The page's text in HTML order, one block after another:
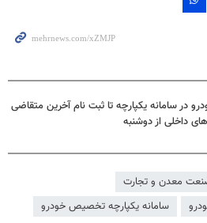
در سامانه یکپارچه تا ثبت نام آخرین متقاضی
داخلی از دوشنبه
معدن و تجارت
سامانه یکپارچه تخصیص خودرو